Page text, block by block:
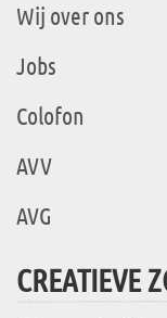
Wij over ons
Jobs
Colofon
AVV
AVG
CREATIEVE